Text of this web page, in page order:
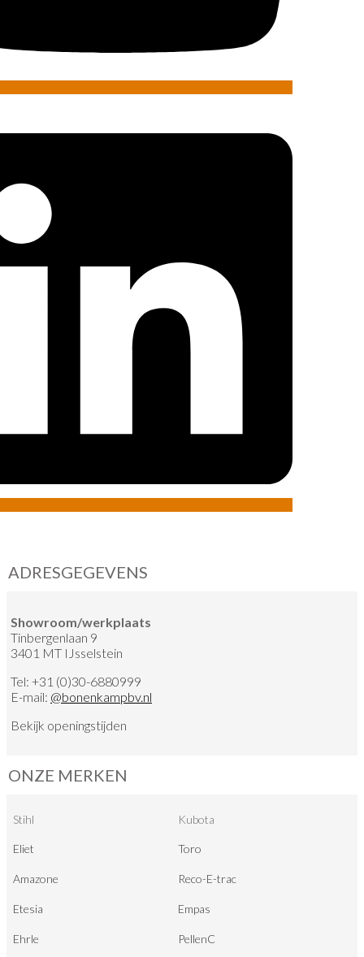
ADRESGEGEVENS
Showroom/werkplaats
Tinbergenlaan 9
3401 MT IJsselstein
Tel: +31 (0)30-6880999
E-mail: @bonenkampbv.nl
Bekijk openingstijden
ONZE MERKEN
Stihl Kubota
Eliet Toro
Amazone Reco-E-trac
Etesia Empas
Ehrle PellenC